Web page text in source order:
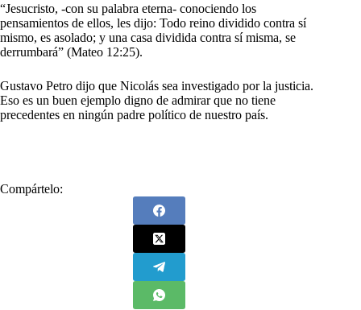
“Jesucristo, -con su palabra eterna- conociendo los
pensamientos de ellos, les dijo: Todo reino dividido contra sí
mismo, es asolado; y una casa dividida contra sí misma, se
derrumbará” (Mateo 12:25).
Gustavo Petro dijo que Nicolás sea investigado por la justicia.
Eso es un buen ejemplo digno de admirar que no tiene
precedentes en ningún padre político de nuestro país.
Compártelo: